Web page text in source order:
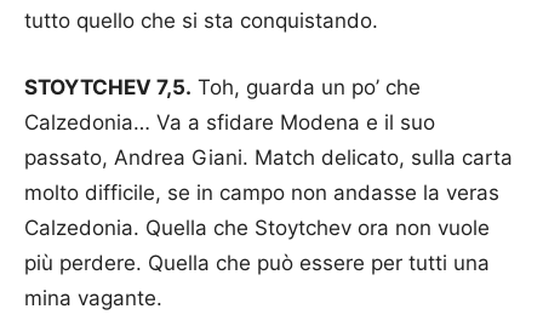
tutto quello che si sta conquistando.
STOYTCHEV 7,5. Toh, guarda un po’ che
Calzedonia… Va a sfidare Modena e il suo
passato, Andrea Giani. Match delicato, sulla carta
molto difficile, se in campo non andasse la veras
Calzedonia. Quella che Stoytchev ora non vuole
più perdere. Quella che può essere per tutti una
mina vagante.